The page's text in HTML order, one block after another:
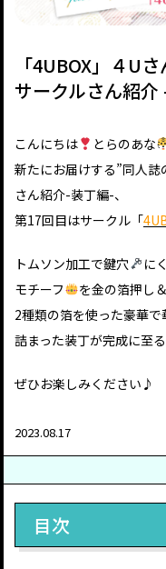
「4UBOX」４Uさ
サークルさん紹
こんにちは とらのあな
新たにお届けする”同人
さん紹介-装丁編-、
第17回目はサークル「
トムソン加工で鍵穴
に
モチーフ
を金の箔押し
2種類の箔を使った豪華
詰まった装丁が完成に至
ぜひお楽しみください♪
2023.08.17
目次